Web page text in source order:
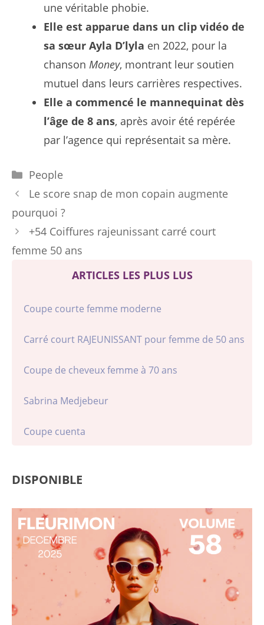
une véritable phobie.
Elle est apparue dans un clip vidéo de
sa sœur Ayla D’lyla en 2022, pour la
chanson Money, montrant leur soutien
mutuel dans leurs carrières respectives.
Elle a commencé le mannequinat dès
l’âge de 8 ans, après avoir été repérée
par l’agence qui représentait sa mère.
Catégories
People
Le score snap de mon copain augmente
pourquoi ?
+54 Coiffures rajeunissant carré court
femme 50 ans
ARTICLES LES PLUS LUS
Coupe courte femme moderne
Carré court RAJEUNISSANT pour femme de 50 ans
Coupe de cheveux femme à 70 ans
Sabrina Medjebeur
Coupe cuenta
DISPONIBLE